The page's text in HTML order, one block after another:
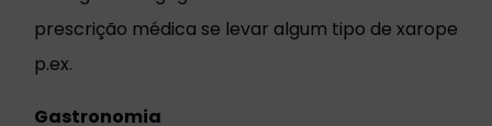
prescrição médica se levar algum tipo de xarope
p.ex.
Gastronomia